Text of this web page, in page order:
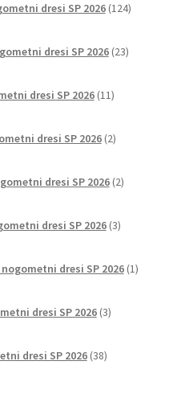
dresi SP 2026 124izdelkov
dresi SP 2026 23izdelkov
dresi SP 2026 11izdelkov
dresi SP 2026 2izdelka
dresi SP 2026 2izdelka
dresi SP 2026 3izdelki
dresi SP 2026 1izdelek
dresi SP 2026 3izdelki
dresi SP 2026 38izdelkov